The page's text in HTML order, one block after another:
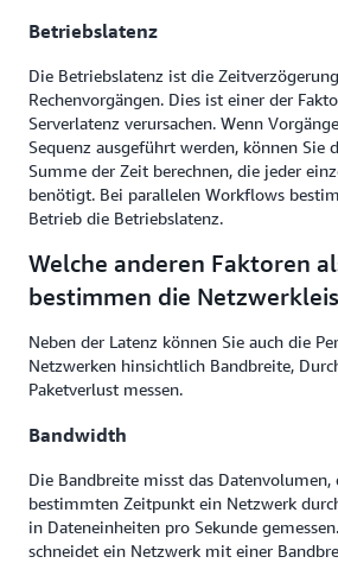
Betriebslatenz
Die Betriebslatenz ist die
Rechenvorgängen. Dies ist einer der
Serverlatenz verursachen. Wenn
Sequenz ausgeführt werden, können Sie
Summe der Zeit berechnen, die jeder
benötigt. Bei parallelen Workflows
Betrieb die Betriebslatenz.
Welche anderen Faktoren
bestimmen die
Neben der Latenz können Sie auch die
Netzwerken hinsichtlich Bandbreite,
Paketverlust messen.
Bandwidth
Die Bandbreite misst das Datenvolumen,
bestimmten Zeitpunkt ein Netzwerk
in Dateneinheiten pro Sekunde
schneidet ein Netzwerk mit einer